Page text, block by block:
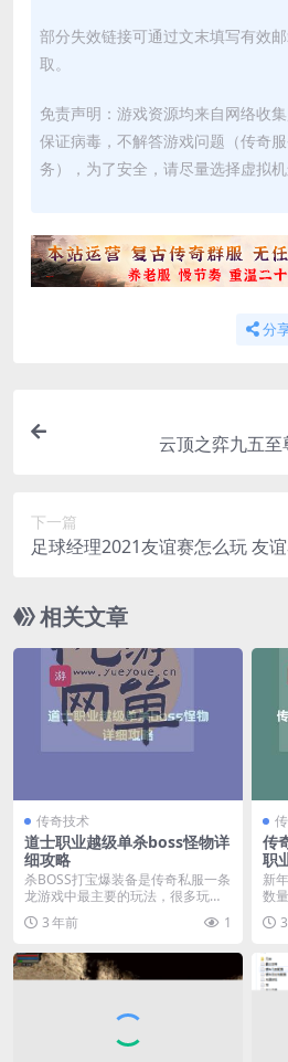
部分失效链接可通过文末填写有效
取。
免责声明：游戏资源均来自网络收
保证病毒，不解答游戏问题（传奇
务），为了安全，请尽量选择虚拟机
分
云顶之弈九五
下一篇
足球经理2021友谊赛怎么玩 友
相关文章
传奇技术
道士职业越级单杀boss怪物详
细攻略
杀BOSS打宝爆装备是传奇私服一条
龙游戏中最主要的玩法，很多玩家
会因为爆到一件极...
3 年前 1
传
职
新
数
活